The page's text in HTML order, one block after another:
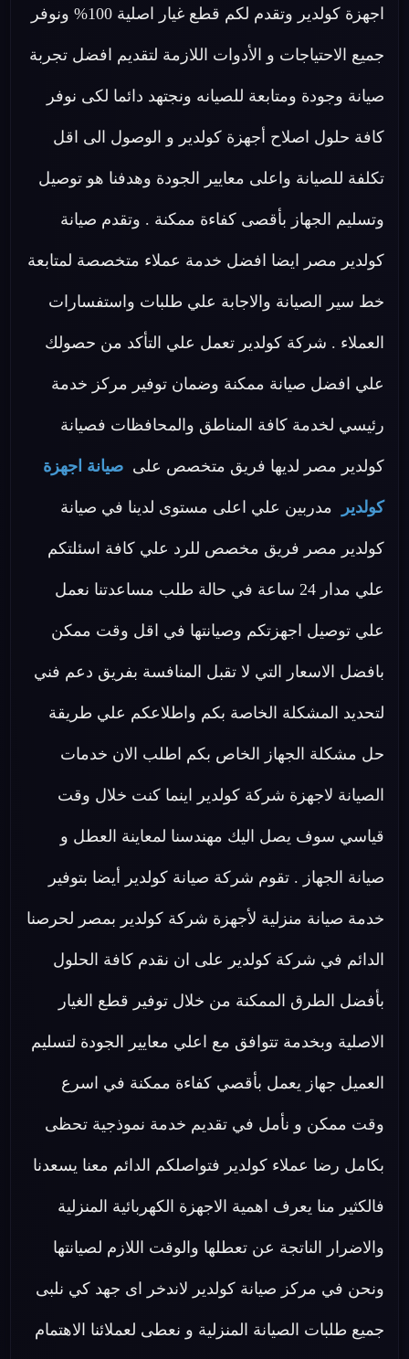
اجهزة كولدير وتقدم لكم قطع غيار اصلية 100% ونوفر
جميع الاحتياجات و الأدوات اللازمة لتقديم افضل تجربة
صيانة وجودة ومتابعة للصيانه ونجتهد دائما لكى نوفر
كافة حلول اصلاح أجهزة كولدير و الوصول الى اقل
تكلفة للصيانة واعلى معايير الجودة وهدفنا هو توصيل
وتسليم الجهاز بأقصى كفاءة ممكنة . وتقدم صيانة
كولدير مصر ايضا افضل خدمة عملاء متخصصة لمتابعة
خط سير الصيانة والاجابة علي طلبات واستفسارات
العملاء . شركة كولدير تعمل علي التأكد من حصولك
علي افضل صيانة ممكنة وضمان توفير مركز خدمة
رئيسي لخدمة كافة المناطق والمحافظات فصيانة
كولدير مصر لديها فريق متخصص على صيانة اجهزة
كولدير مدربين علي اعلى مستوى لدينا في صيانة
كولدير مصر فريق مخصص للرد علي كافة اسئلتكم
علي مدار 24 ساعة في حالة طلب مساعدتنا نعمل
علي توصيل اجهزتكم وصيانتها في اقل وقت ممكن
بافضل الاسعار التي لا تقبل المنافسة بفريق دعم فني
لتحديد المشكلة الخاصة بكم واطلاعكم علي طريقة
حل مشكلة الجهاز الخاص بكم اطلب الان خدمات
الصيانة لاجهزة شركة كولدير اينما كنت خلال وقت
قياسي سوف يصل اليك مهندسنا لمعاينة العطل و
صيانة الجهاز . تقوم شركة صيانة كولدير أيضا بتوفير
خدمة صيانة منزلية لأجهزة شركة كولدير بمصر لحرصنا
الدائم في شركة كولدير على ان نقدم كافة الحلول
بأفضل الطرق الممكنة من خلال توفير قطع الغيار
الاصلية وبخدمة تتوافق مع اعلي معايير الجودة لتسليم
العميل جهاز يعمل بأقصي كفاءة ممكنة في اسرع
وقت ممكن و نأمل في تقديم خدمة نموذجية تحظى
بكامل رضا عملاء كولدير فتواصلكم الدائم معنا يسعدنا
فالكثير منا يعرف اهمية الاجهزة الكهربائية المنزلية
والاضرار الناتجة عن تعطلها والوقت اللازم لصيانتها
ونحن في مركز صيانة كولدير لاندخر اى جهد كي نلبى
جميع طلبات الصيانة المنزلية و نعطى لعملائنا الاهتمام